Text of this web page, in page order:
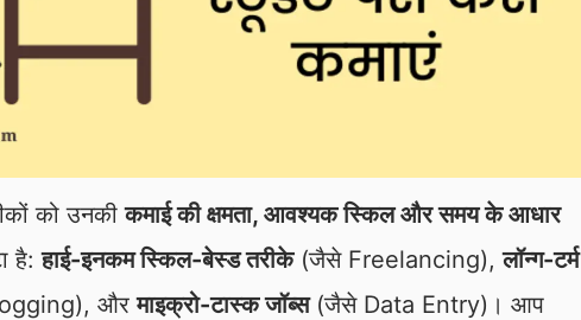
को उनकीकमाई की क्षमता, आवश्यक स्किल और समय के आधार
है:हाई-इनकम स्किल-बेस्ड तरीके(जैसे Freelancing),लॉन्ग-टर्म
औरमाइक्रो-टास्क जॉब्स(जैसे Data Entry)। आप